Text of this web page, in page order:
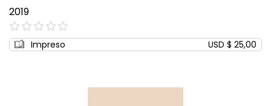
2019
0%
Impreso USD $ 25,00